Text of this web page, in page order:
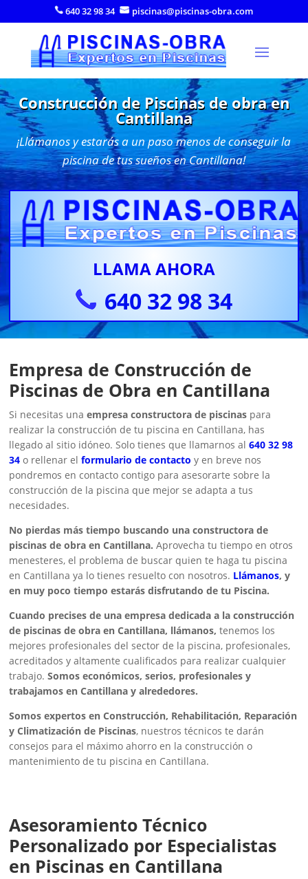
640 32 98 34 piscinas@piscinas-obra.com
Construcción de Piscinas de obra en
Cantillana
¡Llámanos y estarás a un paso menos de conseguir la
piscina de tus sueños en Cantillana!
LLAMA AHORA
640 32 98 34
Empresa de Construcción de
Piscinas de Obra en Cantillana
Si necesitas unaempresa constructora de piscinas para
realizar la construcción de tu piscina en Cantillana, has
llegado al sitio idóneo. Solo tienes que llamarnos al640 32 98
34 o rellenar elformulario de contacto y en breve nos
pondremos en contacto contigo para asesorarte sobre la
construcción de la piscina que mejor se adapta a tus
necesidades.
No pierdas más tiempo buscando una constructora de
piscinas de obra en Cantillana. Aprovecha tu tiempo en otros
menesteres, el problema de buscar quien te haga tu piscina
en Cantillana ya lo tienes resuelto con nosotros. Llámanos, y
en muy poco tiempo estarás disfrutando de tu Piscina.
Cuando precises de una empresa dedicada a la construcción
de piscinas de obra en Cantillana, llámanos, tenemos los
mejores profesionales del sector de la piscina, profesionales,
acreditados y altamente cualificados para realizar cualquier
trabajo.Somos económicos, serios, profesionales y
trabajamos en Cantillana y alrededores.
Somos expertos en Construcción, Rehabilitación, Reparación
y Climatización de Piscinas, nuestros técnicos te darán
consejos para el máximo ahorro en la construcción o
mantenimiento de tu piscina en Cantillana.
Asesoramiento Técnico
Personalizado por Especialistas
en Piscinas en Cantillana